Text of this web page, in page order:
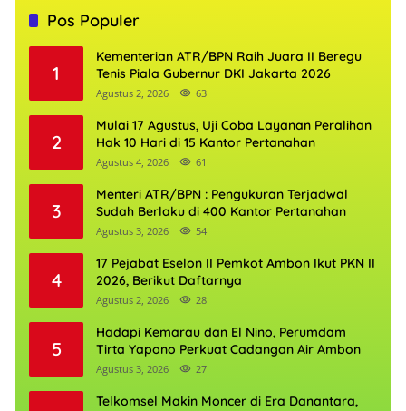
Pos Populer
1
Kementerian ATR/BPN Raih Juara II Beregu
Tenis Piala Gubernur DKI Jakarta 2026
Agustus 2, 2026 63
2
Mulai 17 Agustus, Uji Coba Layanan Peralihan
Hak 10 Hari di 15 Kantor Pertanahan
Agustus 4, 2026 61
3
Menteri ATR/BPN : Pengukuran Terjadwal
Sudah Berlaku di 400 Kantor Pertanahan
Agustus 3, 2026 54
4
17 Pejabat Eselon II Pemkot Ambon Ikut PKN II
2026, Berikut Daftarnya
Agustus 2, 2026 28
5
Hadapi Kemarau dan El Nino, Perumdam
Tirta Yapono Perkuat Cadangan Air Ambon
Agustus 3, 2026 27
Telkomsel Makin Moncer di Era Danantara,